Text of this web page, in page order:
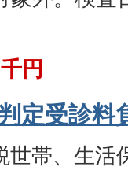
円
定受診料
世帯、生活